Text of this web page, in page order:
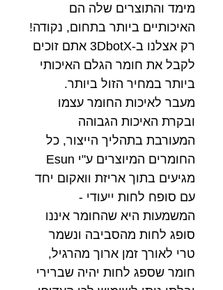
מימד והתוצרים שלה הם
האיכותיים ביותר בתחום, נקודה!
רק אצלנו ב-3DbotX אתם זוכים
לקבל את חומר הגלם האיכותי
ביותר במחיר הזול ביותר.
מעבר לאיכות החומר עצמו
ובקרת האיכות הגבוהה
המעורבת בתהליך הייצור, כל
החומרים המיוצרים ע"י Esun
מגיעים בתוך אריזת וואקום יחד
עם סופח לחות ייעודי -
המשמעות היא שהחומר איננו
סופג לחות מהסביבה ונשמר
טרי לאורך זמן ארוך מהרגיל,
חומר שספג לחות יהיה שברירי